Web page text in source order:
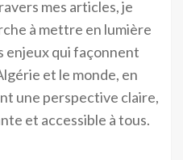
mes articles, je
à mettre en lumière
enjeux qui façonnent
et le monde, en
une perspective claire,
et accessible à tous.